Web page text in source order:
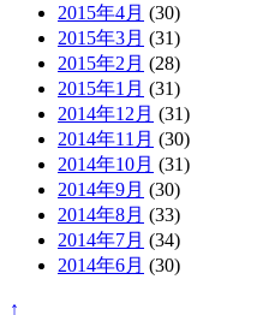
2015年4月 (30)
2015年3月 (31)
2015年2月 (28)
2015年1月 (31)
2014年12月 (31)
2014年11月 (30)
2014年10月 (31)
2014年9月 (30)
2014年8月 (33)
2014年7月 (34)
2014年6月 (30)
↑